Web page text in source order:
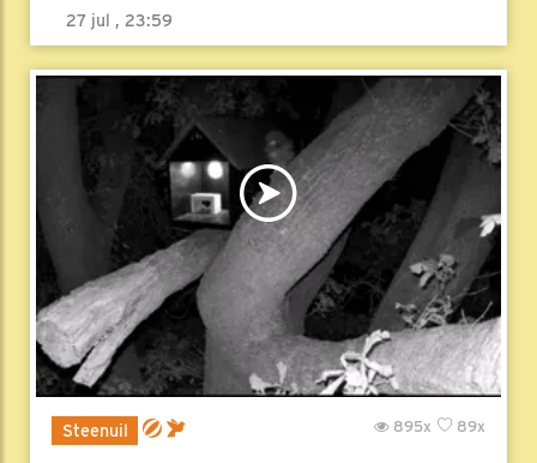
27 jul , 23:59
Steenuil 89x
895x